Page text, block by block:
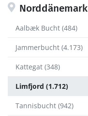
Norddänemark
Aalbæk Bucht (484)
Jammerbucht (4.173)
Kattegat (348)
Limfjord (1.712)
Tannisbucht (942)